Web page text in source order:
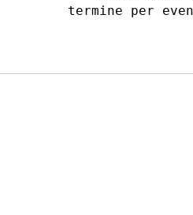
termine per